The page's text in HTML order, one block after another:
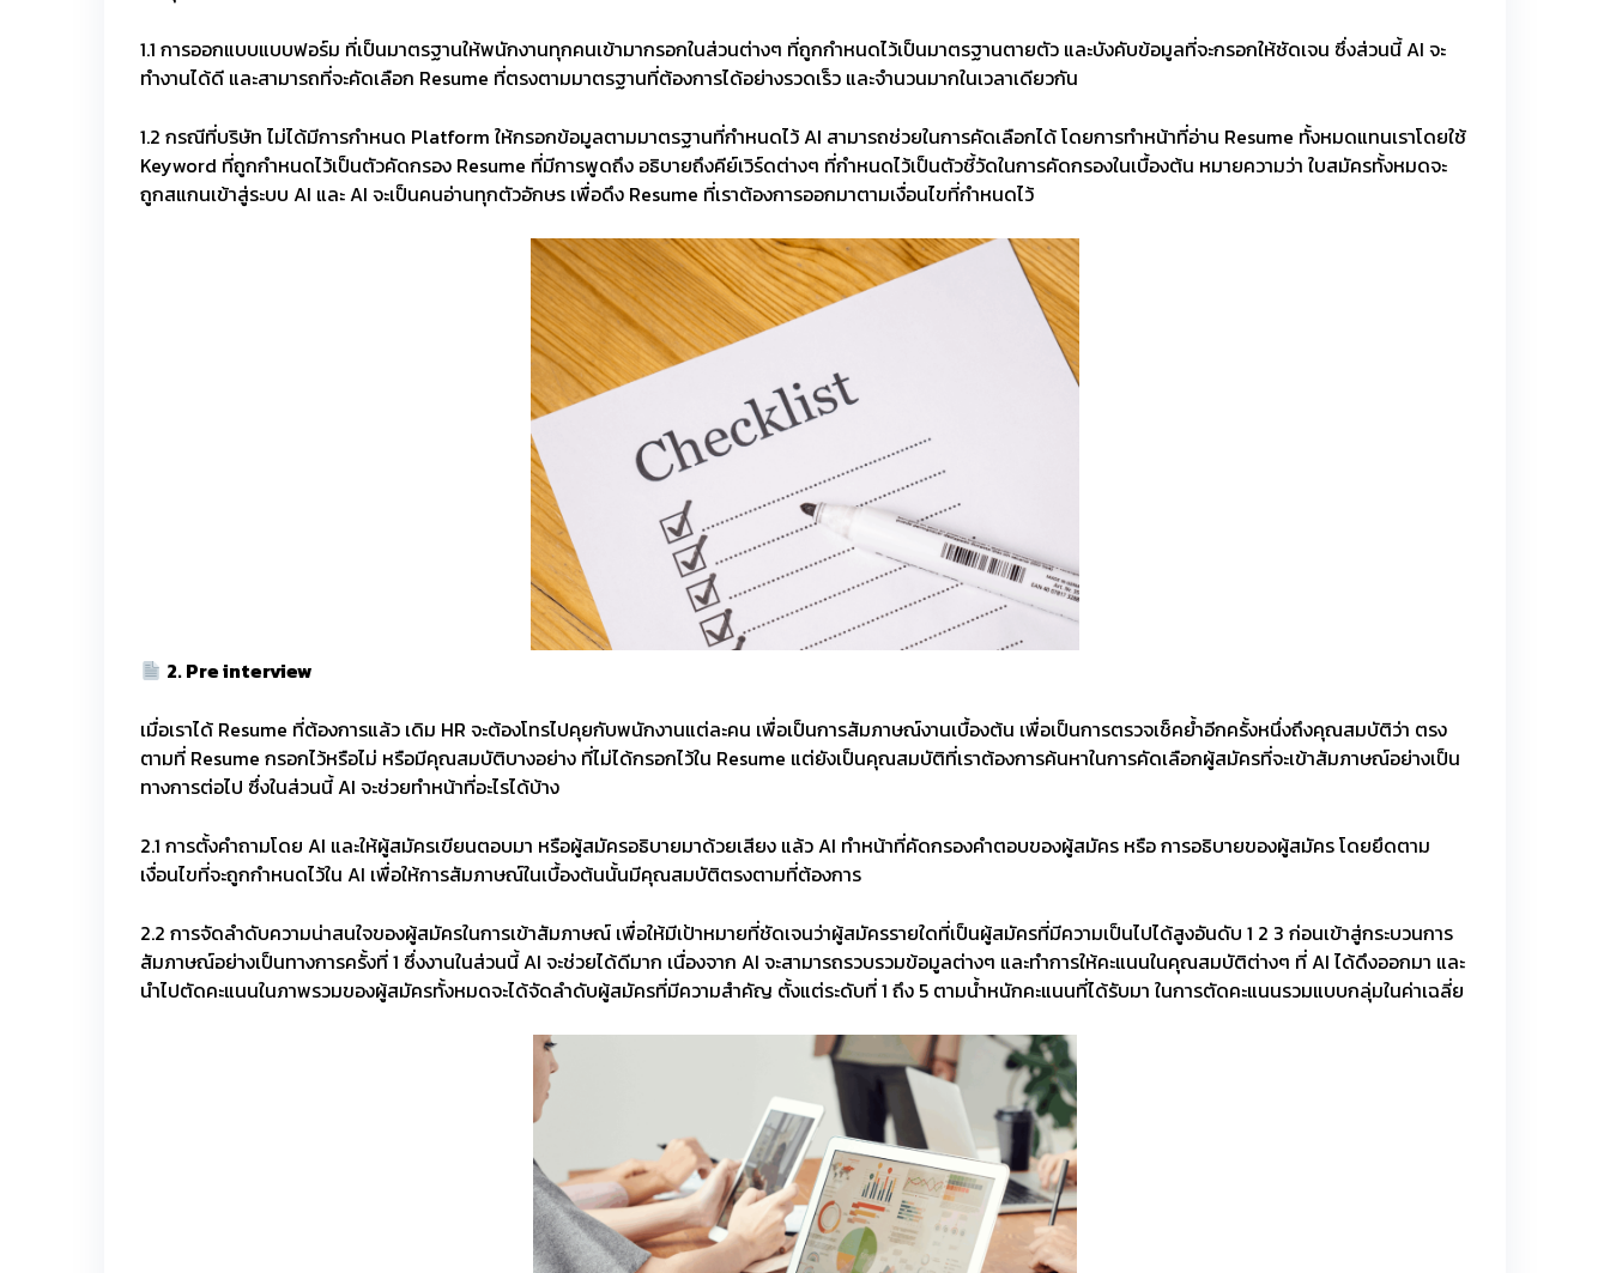
1.1 การออกแบบแบบฟอร์ม ที่เป็นมาตรฐานให้พนักงานทุกคนเข้ามากรอกในส่วนต่างๆ ที่ถูกกำหนดไว้เป็นมาตรฐานตายตัว และบังคับข้อมูลที่จะกรอกให้ชัดเจน ซึ่งส่วนนี้ AI จะ
ทำงานได้ดี และสามารถที่จะคัดเลือก Resume ที่ตรงตามมาตรฐานที่ต้องการได้อย่างรวดเร็ว และจำนวนมากในเวลาเดียวกัน
1.2 กรณีที่บริษัท ไม่ได้มีการกำหนด Platform ให้กรอกข้อมูลตามมาตรฐานที่กำหนดไว้ AI สามารถช่วยในการคัดเลือกได้ โดยการทำหน้าที่อ่าน Resume ทั้งหมดแทนเราโดยใช้
Keyword ที่ถูกกำหนดไว้เป็นตัวคัดกรอง Resume ที่มีการพูดถึง อธิบายถึงคีย์เวิร์ดต่างๆ ที่กำหนดไว้เป็นตัวชี้วัดในการคัดกรองในเบื้องต้น หมายความว่า ใบสมัครทั้งหมดจะ
ถูกสแกนเข้าสู่ระบบ AI และ AI จะเป็นคนอ่านทุกตัวอักษร เพื่อดึง Resume ที่เราต้องการออกมาตามเงื่อนไขที่กำหนดไว้
2. Pre interview
เมื่อเราได้ Resume ที่ต้องการแล้ว เดิม HR จะต้องโทรไปคุยกับพนักงานแต่ละคน เพื่อเป็นการสัมภาษณ์งานเบื้องต้น เพื่อเป็นการตรวจเช็คย้ำอีกครั้งหนึ่งถึงคุณสมบัติว่า ตรง
ตามที่ Resume กรอกไว้หรือไม่ หรือมีคุณสมบัติบางอย่าง ที่ไม่ได้กรอกไว้ใน Resume แต่ยังเป็นคุณสมบัติที่เราต้องการค้นหาในการคัดเลือกผู้สมัครที่จะเข้าสัมภาษณ์อย่างเป็น
ทางการต่อไป ซึ่งในส่วนนี้ AI จะช่วยทำหน้าที่อะไรได้บ้าง
2.1 การตั้งคำถามโดย AI และให้ผู้สมัครเขียนตอบมา หรือผู้สมัครอธิบายมาด้วยเสียง แล้ว AI ทำหน้าที่คัดกรองคำตอบของผู้สมัคร หรือ การอธิบายของผู้สมัคร โดยยึดตาม
เงื่อนไขที่จะถูกกำหนดไว้ใน AI เพื่อให้การสัมภาษณ์ในเบื้องต้นนั้นมีคุณสมบัติตรงตามที่ต้องการ
2.2 การจัดลำดับความน่าสนใจของผู้สมัครในการเข้าสัมภาษณ์ เพื่อให้มีเป้าหมายที่ชัดเจนว่าผู้สมัครรายใดที่เป็นผู้สมัครที่มีความเป็นไปได้สูงอันดับ 1 2 3 ก่อนเข้าสู่กระบวนการ
สัมภาษณ์อย่างเป็นทางการครั้งที่ 1 ซึ่งงานในส่วนนี้ AI จะช่วยได้ดีมาก เนื่องจาก AI จะสามารถรวบรวมข้อมูลต่างๆ และทำการให้คะแนนในคุณสมบัติต่างๆ ที่ AI ได้ดึงออกมา และ
นำไปตัดคะแนนในภาพรวมของผู้สมัครทั้งหมดจะได้จัดลำดับผู้สมัครที่มีความสำคัญ ตั้งแต่ระดับที่ 1 ถึง 5 ตามน้ำหนักคะแนนที่ได้รับมา ในการตัดคะแนนรวมแบบกลุ่มในค่าเฉลี่ย